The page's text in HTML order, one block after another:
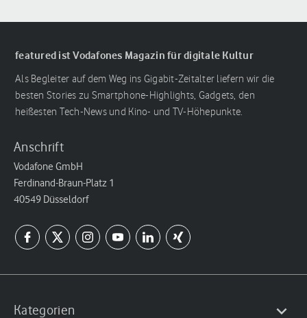
featured ist Vodafones Magazin für digitale Kultur
Als Begleiter auf dem Weg ins Gigabit-Zeitalter liefern wir die
besten Stories zu Smartphone-Highlights, Gadgets, den
heißesten Tech-News und Kino- und TV-Höhepunkte.
Anschrift
Vodafone GmbH
Ferdinand-Braun-Platz 1
40549 Düsseldorf
Kategorien